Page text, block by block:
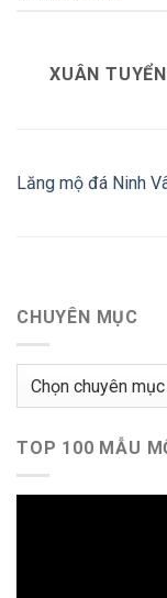
XUÂN TUYỂN
Lăng mộ đá Ninh
CHUYÊN MỤC
Chuyên
TOP 100 MẪU